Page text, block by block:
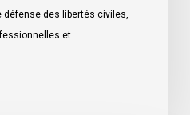
des libertés civiles,
et…